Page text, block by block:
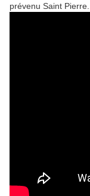
prévenu Saint Pierre...